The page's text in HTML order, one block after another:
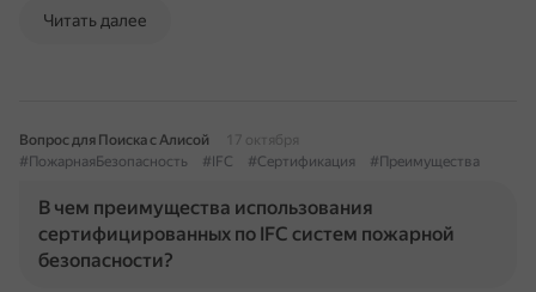
Читать далее
Вопрос для Поиска с Алисой
17 октября
#ПожарнаяБезопасность
#IFC #Сертификация #Преимущества
В чем преимущества использования
сертифицированных по IFC систем пожарной
безопасности?